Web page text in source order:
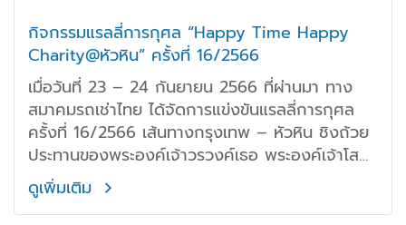
กิจกรรมแรลลี่การกุศล “Happy Time Happy
Charity@หัวหิน” ครั้งที่ 16/2566
เมื่อวันที่ 23 – 24 กันยายน 2566 ที่ผ่านมา ทาง
สมาคมรถเช่าไทย ได้จัดการแข่งขันแรลลี่การกุศล
ครั้งที่ 16/2566 เส้นทางกรุงเทพ – หัวหิน ชิงถ้วย
ประทานของพระองค์เจ้าวรวงค์เธอ พระองค์เจ้าโสม
สวลี กรมหมื่นสุทธนารีนาถ
ดูเพิ่มเติม